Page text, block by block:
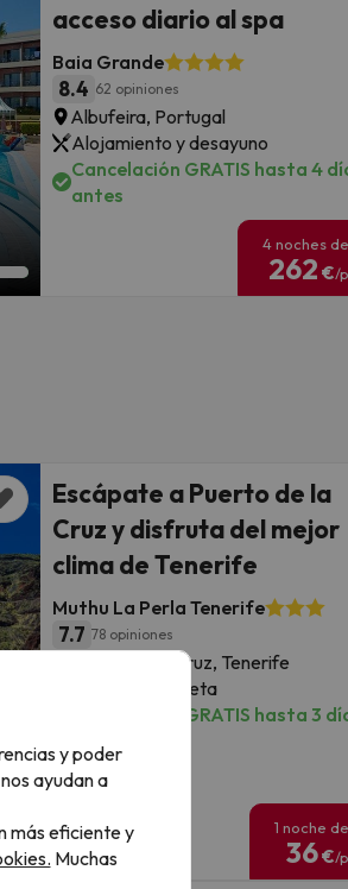
acceso diario al spa
Baia Grande
8.4 62 opiniones
Albufeira, Portugal
Alojamiento y desayuno
Cancelación GRATIS hasta 4
antes
4 noches
262 €/
Escápate a Puerto de la
Cruz y disfruta del mejor
clima de Tenerife
Muthu La Perla Tenerife
7.7 78 opiniones
Puerto de la Cruz, Tenerife
Pensión completa
Cancelación GRATIS hasta 3
1 noche
36€/
y poder
ayudan a
más eficiente y
Muchas